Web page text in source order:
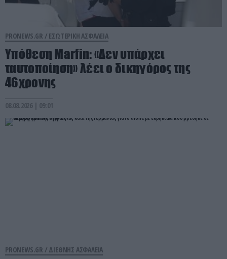
PRONEWS.GR / ΕΣΩΤΕΡΙΚΗ ΑΣΦΑΛΕΙΑ
Υπόθεση Marfin: «Δεν υπάρχει
ταυτοποίηση» λέει ο δικηγόρος της
46χρονης
08.08.2026 | 09:01
PRONEWS.GR / ΔΙΕΘΝΗΣ ΑΣΦΑΛΕΙΑ